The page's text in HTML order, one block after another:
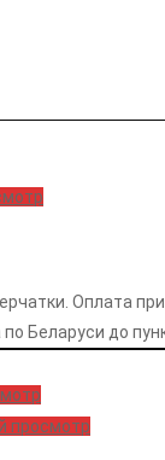
Оплата
Беларуси до
просмотр